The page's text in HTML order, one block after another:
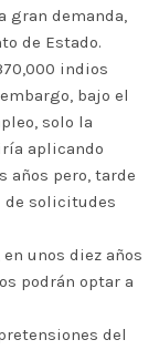
gran demanda,
de Estado.
indios
bajo el
solo la
aplicando
años pero, tarde
de solicitudes
unos diez años
podrán optar a
del